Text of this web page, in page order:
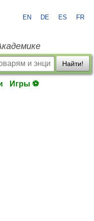
EN DE ES FR
Найти!
Игры ⚽